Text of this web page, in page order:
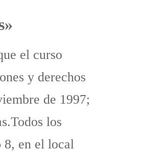
el curso
y derechos
de 1997;
los
8, en el local